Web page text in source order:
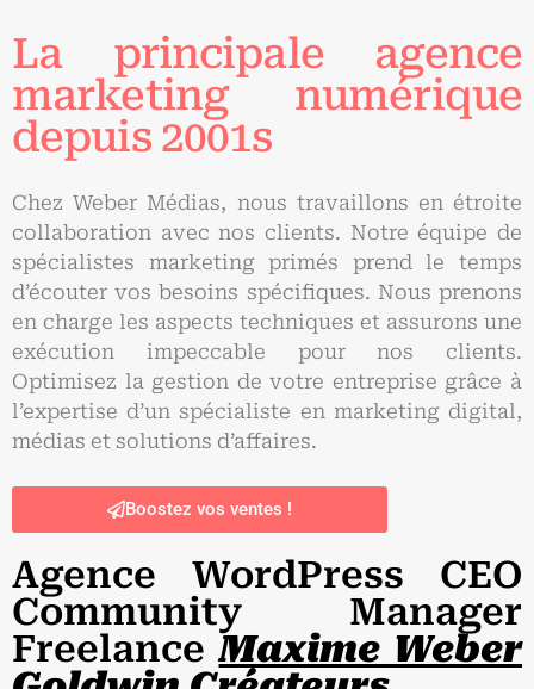
La principale agence
marketing numérique
depuis 2001s
Chez Weber Médias, nous travaillons en étroite
collaboration avec nos clients. Notre équipe de
spécialistes marketing primés prend le temps
d’écouter vos besoins spécifiques. Nous prenons
en charge les aspects techniques et assurons une
exécution impeccable pour nos clients.
Optimisez la gestion de votre entreprise grâce à
l’expertise d’un spécialiste en marketing digital,
médias et solutions d’affaires.
Boostez vos ventes !
Agence WordPress CEO
Community Manager
FreelanceMaxime Weber